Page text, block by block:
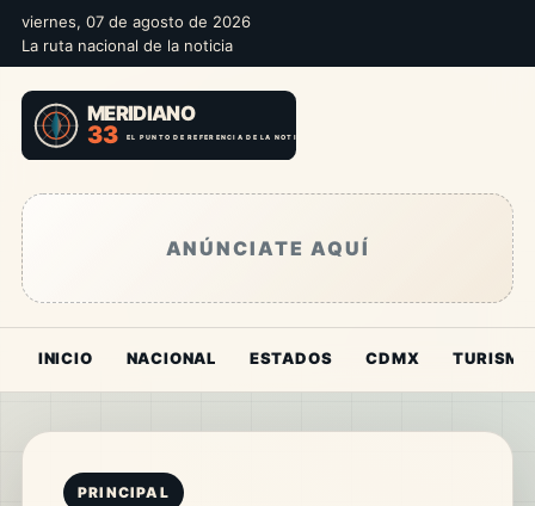
viernes, 07 de agosto de 2026
La ruta nacional de la noticia
ANÚNCIATE AQUÍ
INICIO NACIONAL ESTADOS CDMX TURISMO
PRINCIPAL